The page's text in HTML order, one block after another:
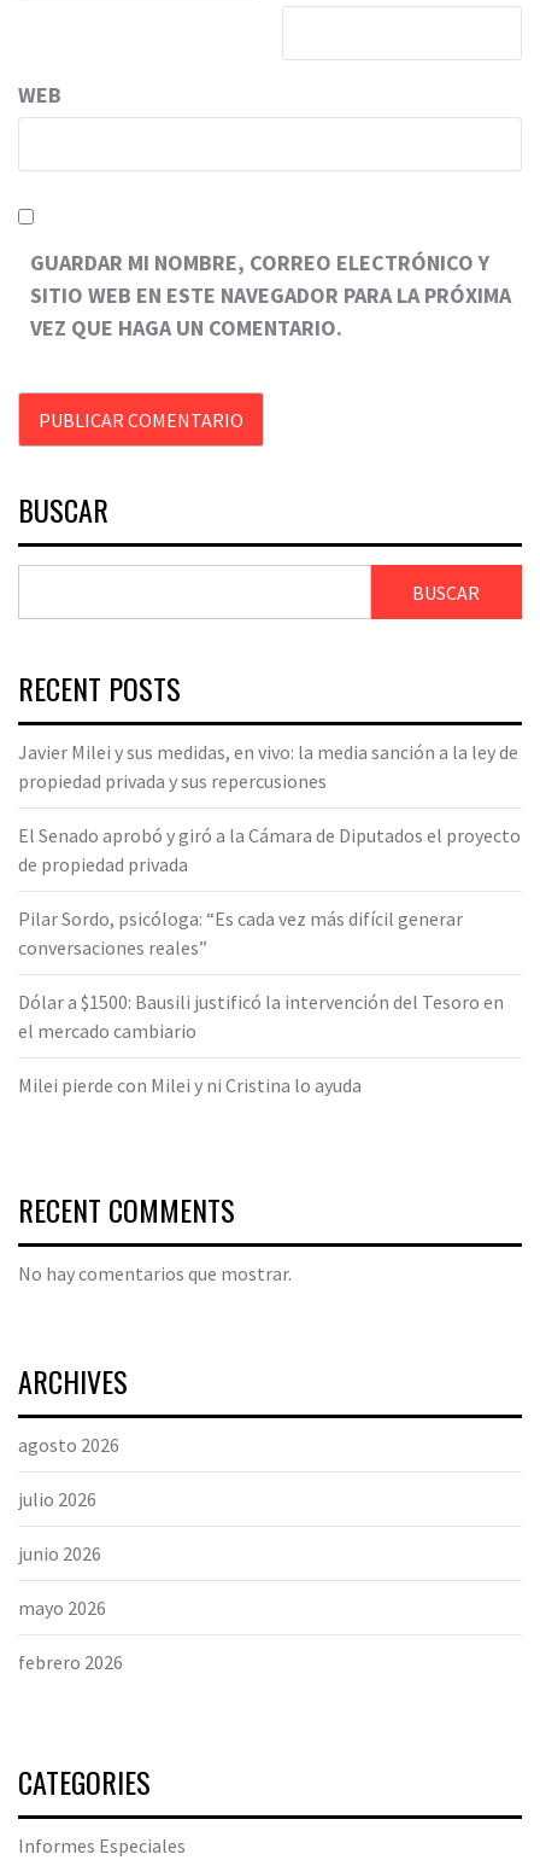
WEB
GUARDAR MI NOMBRE, CORREO ELECTRÓNICO Y
SITIO WEB EN ESTE NAVEGADOR PARA LA PRÓXIMA
VEZ QUE HAGA UN COMENTARIO.
BUSCAR
BUSCAR
RECENT POSTS
Javier Milei y sus medidas, en vivo: la media sanción a la ley de
propiedad privada y sus repercusiones
El Senado aprobó y giró a la Cámara de Diputados el proyecto
de propiedad privada
Pilar Sordo, psicóloga: “Es cada vez más difícil generar
conversaciones reales”
Dólar a $1500: Bausili justificó la intervención del Tesoro en
el mercado cambiario
Milei pierde con Milei y ni Cristina lo ayuda
RECENT COMMENTS
No hay comentarios que mostrar.
ARCHIVES
agosto 2026
julio 2026
junio 2026
mayo 2026
febrero 2026
CATEGORIES
Informes Especiales